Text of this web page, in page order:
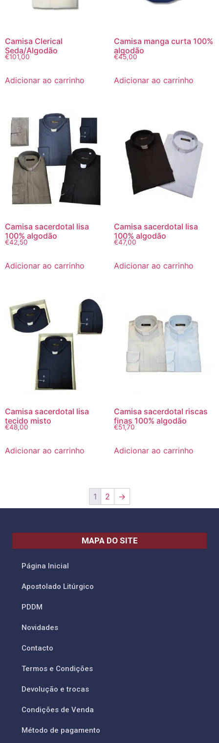
Camisa Clerical
Seda/Algodão
€101,00
Adicionar ao carrinho
Camisa manga curta 100%
algodão
€45,00
Adicionar ao carrinho
Camisa sacerdotal lisa
100% algodão
€42,50
Adicionar ao carrinho
Camisa sacerdotal lisa
100% algodão
€47,00
Adicionar ao carrinho
Camisa sacerdotal lisa
tecido misto
€48,00
Adicionar ao carrinho
Camisa sacerdotal riscas
finas 100% algodão
€51,70
Adicionar ao carrinho
1 2 →
MAPA DO SITE
Página Inicial
Apostolado Litúrgico
PDDM
Novidades
Contacto
Termos e Condições
Devolução e trocas
Condições de Venda
Método de pagamento